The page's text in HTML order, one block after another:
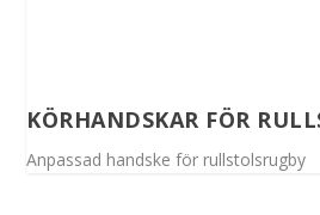
KÖRHANDSKAR FÖR
Anpassad handske för rullstolsrugby